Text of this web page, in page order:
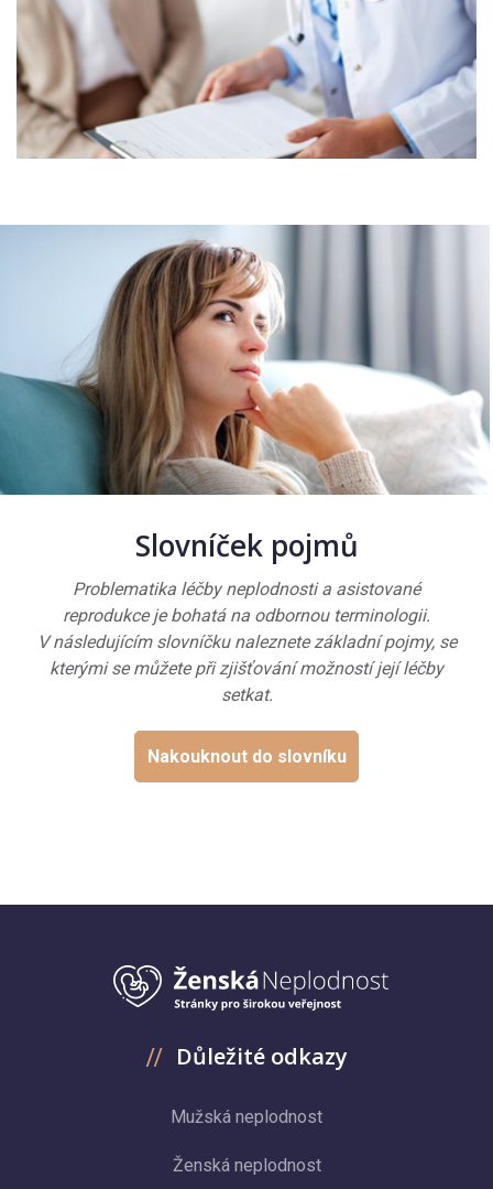
Slovníček pojmů
Problematika léčby neplodnosti a asistované
reprodukce je bohatá na odbornou terminologii.
V následujícím slovníčku naleznete základní pojmy, se
kterými se můžete při zjišťování možností její léčby
setkat.
Nakouknout do slovníku
Důležité odkazy
Mužská neplodnost
Ženská neplodnost